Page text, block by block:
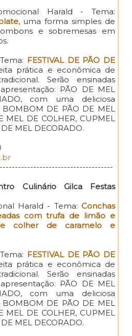
Harald - Tema:
, uma forma simples de
e sobremesas em
FESTIVAL DE PÃO DE
prática e econômica de
Serão ensinadas
PÃO DE MEL
com uma deliciosa
DE PÃO DE MEL
MEL DE COLHER, CUPMEL
MEL DECORADO.
Culinário Gilca Festas
Harald - Tema: Conchas
com trufa de limão e
colher de caramelo e
FESTIVAL DE PÃO DE
prática e econômica de
Serão ensinadas
PÃO DE MEL
com uma deliciosa
DE PÃO DE MEL
MEL DE COLHER, CUPMEL
MEL DECORADO.